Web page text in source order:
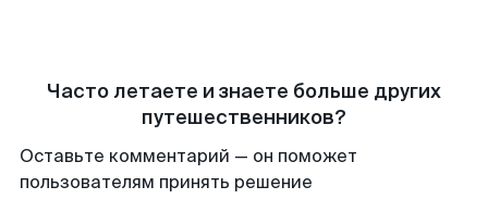
Часто летаете и знаете больше других
путешественников?
Оставьте комментарий — он поможет
пользователям принять решение